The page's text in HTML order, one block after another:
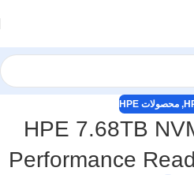
,محصولات HPE
HPE 7.68TB
Performance